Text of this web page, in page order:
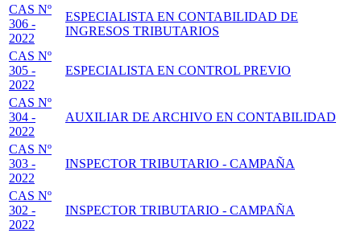
CAS Nº
306 -
2022
ESPECIALISTA EN CONTABILIDAD DE
INGRESOS TRIBUTARIOS
CAS Nº
305 -
2022
ESPECIALISTA EN CONTROL PREVIO
CAS Nº
304 -
2022
AUXILIAR DE ARCHIVO EN CONTABILIDAD
CAS Nº
303 -
2022
INSPECTOR TRIBUTARIO - CAMPAÑA
CAS Nº
302 -
2022
INSPECTOR TRIBUTARIO - CAMPAÑA